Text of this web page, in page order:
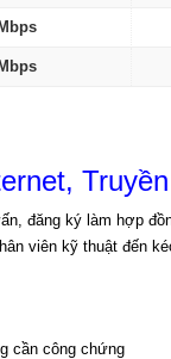
Mbps
Mbps
đăng ký làm hợp
viên kỹ thuật đến
cần công chứng